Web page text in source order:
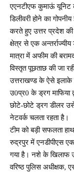
एएनटीएफ कुमाऊं यूनिट
डिलीवरी होने का
करते हुए उत्तर प्रदेश
क्षेत्र से एक
मात्रा में अफीम की
विस्तृत पूछताछ की जा
उत्तराखण्ड के ऐसे इलाके
उ0प्र0 के ड्रग माफिया
छोटे-छोटे ड्रग डीलर
नेटवर्क चलता रहता है।
टीम को बड़ी सफलता हाथ
रुद्रपुर में एनडीपीएस
गया है। नशे के खिलाफ
वरिष्ठ पुलिस अधीक्षक,